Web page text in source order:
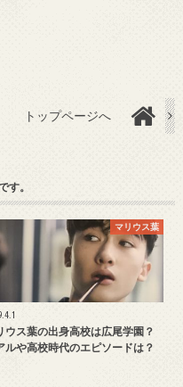
トップページへ
す。
マリウス葉
ウス葉の出身高校は広尾学園？
ルや高校時代のエピソードは？